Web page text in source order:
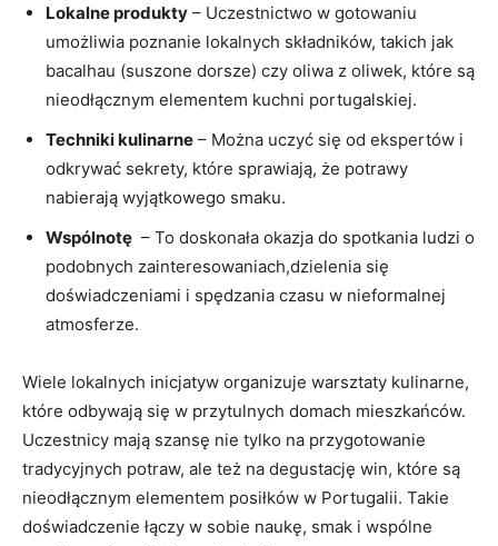
Lokalne produkty –‌ Uczestnictwo‌ w gotowaniu‌
umożliwia ‍poznanie lokalnych składników, takich jak
bacalhau (suszone dorsze) czy ‍oliwa⁣ z oliwek, które są
nieodłącznym elementem kuchni portugalskiej.
Techniki⁢ kulinarne – Można uczyć się od ekspertów i
odkrywać ⁣sekrety, które‍ sprawiają, że potrawy
nabierają wyjątkowego smaku.
Wspólnotę ‍ – To doskonała okazja do spotkania ludzi o
podobnych zainteresowaniach,dzielenia się
doświadczeniami i spędzania czasu w‍ nieformalnej
atmosferze.
Wiele ⁢lokalnych inicjatyw organizuje warsztaty kulinarne,
które odbywają się w przytulnych ⁢domach mieszkańców.
Uczestnicy mają szansę nie tylko na przygotowanie
tradycyjnych potraw, ale też ⁢na degustację win, które są
nieodłącznym elementem posiłków w Portugalii. Takie
doświadczenie łączy w sobie ‍naukę, ⁢smak i wspólne‍